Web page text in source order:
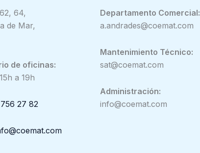
64,
de Mar,
de oficinas:
a 19h
27 82
Departamento Comercial:
a.andrades@coemat.com
Mantenimiento Técnico:
sat@coemat.com
Administración:
info@coemat.com